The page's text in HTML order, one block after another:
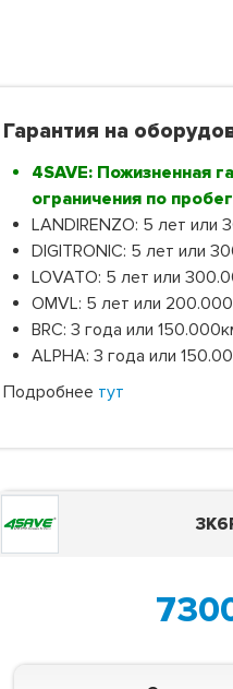
Гарантия на
4SAVE: Пожизненная
ограничения по
LANDIRENZO: 5 лет или
DIGITRONIC: 5 лет или
LOVATO: 5 лет или
OMVL: 5 лет или
BRC: 3 года или
ALPHA: 3 года или
Подробнее тут